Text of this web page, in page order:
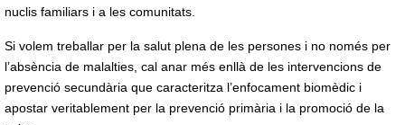
nuclis familiars i a les comunitats.
Si volem treballar per la salut plena de les persones i no només per
l’absència de malalties, cal anar més enllà de les intervencions de
prevenció secundària que caracteritza l’enfocament biomèdic i
apostar veritablement per la prevenció primària i la promoció de la